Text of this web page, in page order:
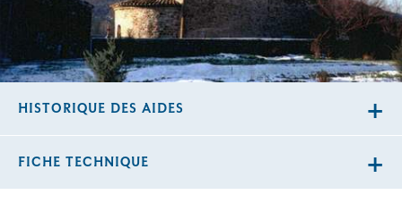
HISTORIQUE DES AIDES
FICHE TECHNIQUE